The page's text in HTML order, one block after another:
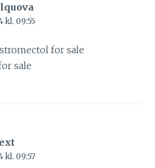
kl. 09:55
stromectol for sale
sale
kl. 09:57